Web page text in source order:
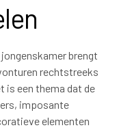
brengt
rechtstreeks
is een thema dat de
imposante
elementen